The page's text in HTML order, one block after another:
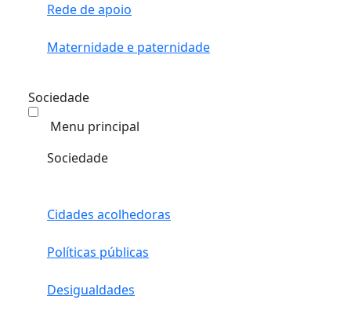
Rede de apoio
Maternidade e paternidade
Sociedade
Menu principal
Sociedade
Cidades acolhedoras
Políticas públicas
Desigualdades